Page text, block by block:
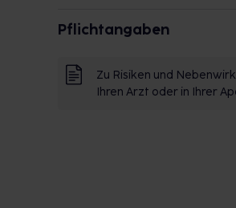
Pflichtangaben
Zu Risiken und
Ihren Arzt oder in Ihrer